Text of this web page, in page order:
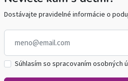
Dostávajte pravidelné informácie o
Súhlasím so spracovaním osobných